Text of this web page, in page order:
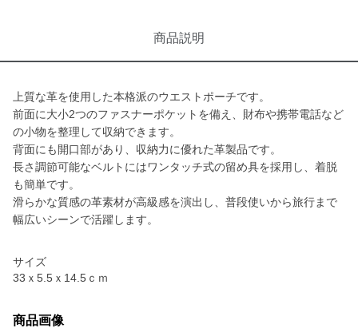
商品説明
上質な革を使用した本格派のウエストポーチです。
前面に大小2つのファスナーポケットを備え、財布や携帯電話など
の小物を整理して収納できます。
背面にも開口部があり、収納力に優れた革製品です。
長さ調節可能なベルトにはワンタッチ式の留め具を採用し、着脱
も簡単です。
滑らかな質感の革素材が高級感を演出し、普段使いから旅行まで
幅広いシーンで活躍します。
サイズ
33ｘ5.5ｘ14.5ｃｍ
商品画像